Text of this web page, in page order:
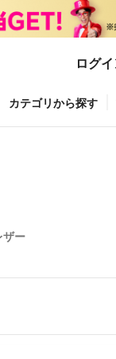
ログ
カテゴリから探す
ザー